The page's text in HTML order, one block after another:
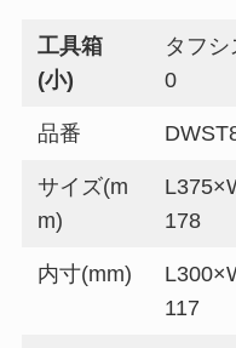
工具箱
(小)
タフシ
0
品番
サイズ(m
m)
178
内寸(mm)
117